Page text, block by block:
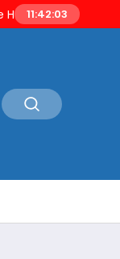
ve Nükleer
11:42:04